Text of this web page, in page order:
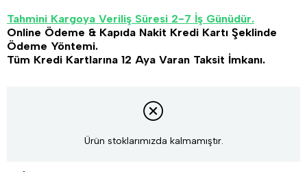
Tahmini Kargoya Veriliş Süresi 2-7 İş Günüdür.
Online Ödeme & Kapıda Nakit Kredi Kartı Şeklinde
Ödeme Yöntemi.
Tüm Kredi Kartlarına 12 Aya Varan Taksit İmkanı.
Ürün stoklarımızda kalmamıştır.